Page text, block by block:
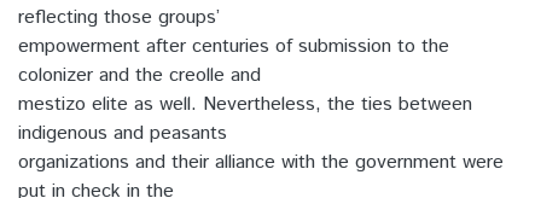
reflecting those groups’
empowerment after centuries of submission to the
colonizer and the creolle and
mestizo elite as well. Nevertheless, the ties between
indigenous and peasants
organizations and their alliance with the government were
put in check in the